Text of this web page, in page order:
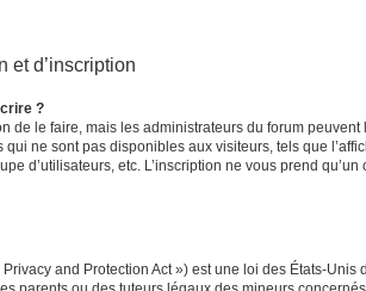
et d’inscription
?
de le faire, mais les administrateurs du forum
ne sont pas disponibles aux visiteurs, tels que
d’utilisateurs, etc. L’inscription ne vous prend
and Protection Act ») est une loi des États-